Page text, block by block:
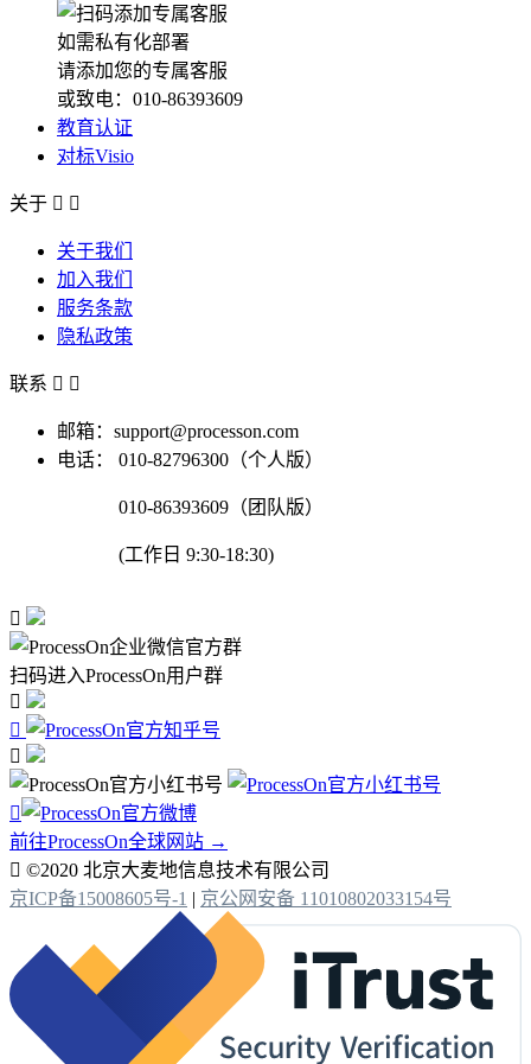
如需私有化部署
请添加您的专属客服
或致电：010-86393609
教育认证
对标Visio
关于  
关于我们
加入我们
服务条款
隐私政策
联系  
邮箱：support@processon.com
电话：
010-82796300（个人版）
010-86393609（团队版）
(工作日 9:30-18:30)

扫码进入ProcessOn用户群




前往ProcessOn全球网站 →
 ©2020 北京大麦地信息技术有限公司
京ICP备15008605号-1 | 京公网安备 11010802033154号